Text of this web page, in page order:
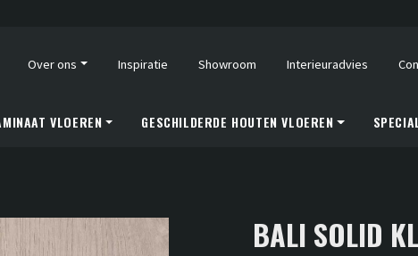
Over ons Inspiratie Showroom Interieuradvies
VLOEREN GESCHILDERDE HOUTEN VLOEREN
BALI SOLID